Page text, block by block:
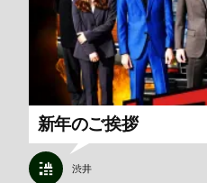
新年のご挨拶
渋井